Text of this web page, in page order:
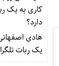
کاری به یک
دارد؟
هادی
یک ربات